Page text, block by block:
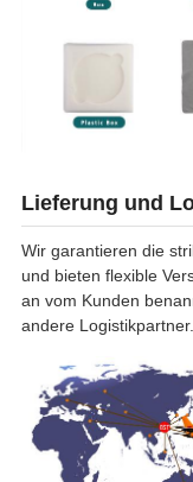
Lieferung und
Wir garantieren die
und bieten flexible
an vom Kunden
andere Logistikpartner.